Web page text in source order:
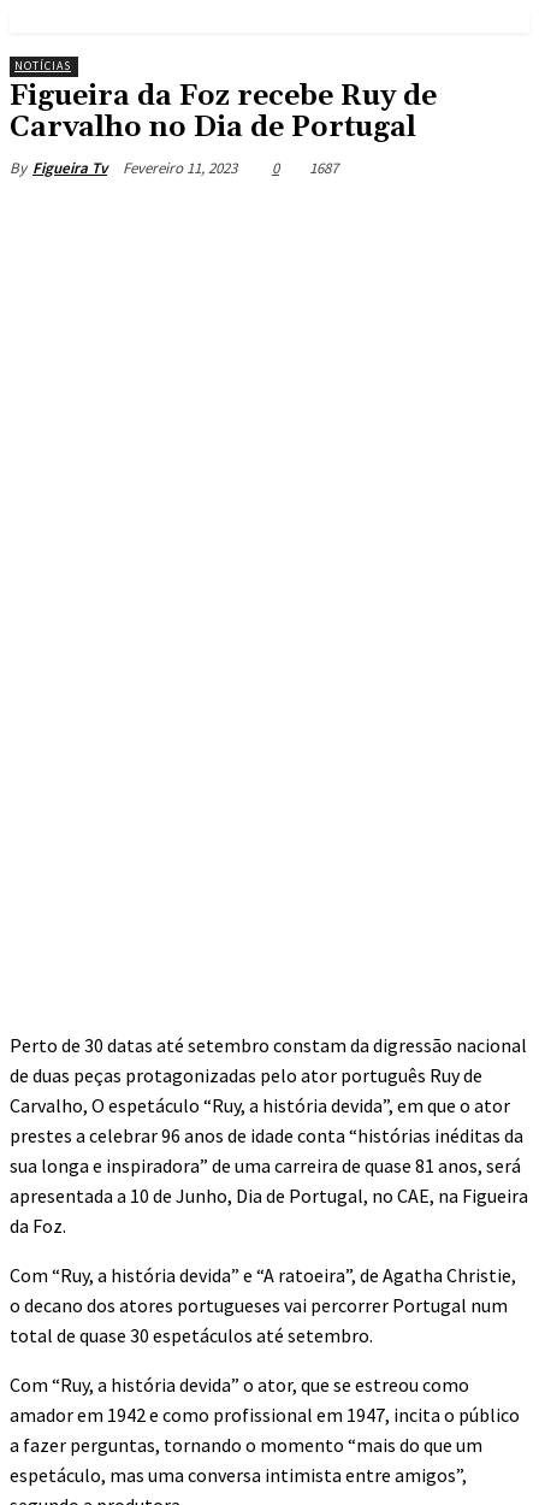
NOTÍCIAS
Figueira da Foz recebe Ruy de
Carvalho no Dia de Portugal
By Figueira Tv Fevereiro 11, 2023 0 1687
Perto de 30 datas até setembro constam da digressão nacional
de duas peças protagonizadas pelo ator português Ruy de
Carvalho, O espetáculo “Ruy, a história devida”, em que o ator
prestes a celebrar 96 anos de idade conta “histórias inéditas da
sua longa e inspiradora” de uma carreira de quase 81 anos, será
apresentada a 10 de Junho, Dia de Portugal, no CAE, na Figueira
da Foz.
Com “Ruy, a história devida” e “A ratoeira”, de Agatha Christie,
o decano dos atores portugueses vai percorrer Portugal num
total de quase 30 espetáculos até setembro.
Com “Ruy, a história devida” o ator, que se estreou como
amador em 1942 e como profissional em 1947, incita o público
a fazer perguntas, tornando o momento “mais do que um
espetáculo, mas uma conversa intimista entre amigos”,